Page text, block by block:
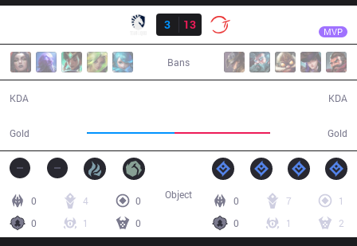
3
13 MVP
Bans
KDA
Gold Gold
KDA
0 4
0
0
1 0
0 7
1
0
1 2
Object